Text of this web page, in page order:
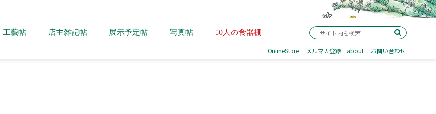
工藝帖 店主雑記帖 展示予定帖 写真帖 50人の食器棚
OnlineStore メルマガ登録 about お問い合わせ